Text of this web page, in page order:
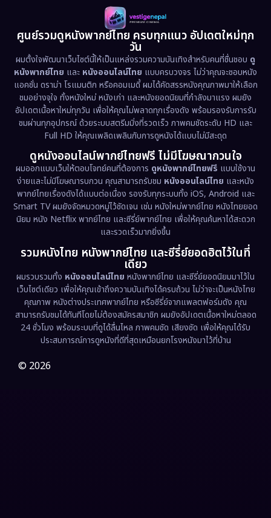
Disaster (13)
Disney+ (5)
Documentary สารคดี (93)
Drama ดราม่า (1,486)
Dystopian (17)
Emotional (61)
Epic มหากาพย์ (221)
Erotic (36)
Family ครอบครัว (369)
Fantasy จินตนาการ (331)
Fiction (9)
Film (57)
Gothic
1983
1978
1974
1962
ศูนย์รวมดูหนังพากย์ไทย ครบทุกแนว อัปเดตใหม่ทุก
วัน
ผมตั้งใจพัฒนาเว็บไซต์นี้ให้เป็นแหล่งรวมความบันเทิงสำหรับคนที่ชื่นชอบ ดู
หนังพากย์ไทย และ หนังออนไลน์ไทย แบบครบวงจร ไม่ว่าคุณจะชอบหนัง
แอคชั่น ดราม่า โรแมนติก หรือคอมเมดี้ ผมได้คัดสรรหนังคุณภาพมาให้เลือก
ชมอย่างจุใจ ทั้งหนังใหม่ หนังเก่า และหนังยอดนิยมที่กำลังมาแรง ผมยัง
อัปเดตเนื้อหาใหม่ทุกวัน เพื่อให้คุณไม่พลาดทุกเรื่องดัง พร้อมรองรับการรับ
ชมผ่านทุกอุปกรณ์ ด้วยระบบสตรีมมิ่งที่รวดเร็ว ภาพคมชัดระดับ HD และ
Full HD ให้คุณเพลิดเพลินกับการดูหนังได้แบบไม่มีสะดุด
ดูหนังออนไลน์พากย์ไทยฟรี ไม่มีโฆษณากวนใจ
ผมออกแบบเว็บให้ตอบโจทย์คนที่ต้องการ ดูหนังพากย์ไทยฟรี แบบใช้งาน
ง่ายและไม่มีโฆษณารบกวน คุณสามารถรับชม หนังออนไลน์ไทย และหนัง
พากย์ไทยเรื่องดังได้แบบต่อเนื่อง รองรับทุกระบบทั้ง iOS, Android และ
Smart TV ผมยังจัดหมวดหมู่ไว้ชัดเจน เช่น หนังใหม่พากย์ไทย หนังไทยยอด
นิยม หนัง Netflix พากย์ไทย และซีรี่ย์พากย์ไทย เพื่อให้คุณค้นหาได้สะดวก
และรวดเร็วมากยิ่งขึ้น
รวมหนังไทย หนังพากย์ไทย และซีรี่ย์ยอดฮิตไว้ในที่
เดียว
ผมรวบรวมทั้ง หนังออนไลน์ไทย หนังพากย์ไทย และซีรี่ย์ยอดนิยมมาไว้ใน
เว็บไซต์เดียว เพื่อให้คุณเข้าถึงความบันเทิงได้ครบถ้วน ไม่ว่าจะเป็นหนังไทย
คุณภาพ หนังต่างประเทศพากย์ไทย หรือซีรี่ย์จากแพลตฟอร์มดัง คุณ
สามารถรับชมได้ทันทีโดยไม่ต้องสมัครสมาชิก ผมยังอัปเดตเนื้อหาใหม่ตลอด
24 ชั่วโมง พร้อมระบบที่ดูได้ลื่นไหล ภาพคมชัด เสียงชัด เพื่อให้คุณได้รับ
ประสบการณ์การดูหนังที่ดีที่สุดเหมือนยกโรงหนังมาไว้ที่บ้าน
© 2026